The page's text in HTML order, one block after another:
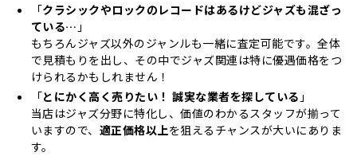
「クラシックやロックのレコードはあるけどジャズも混ざっ
ている… 」
もちろんジャズ以外のジャンルも一緒に査定可能です。全体
で見積もりを出し、その中でジャズ関連は特に優遇価格をつ
けられるかもしれません！
「とにかく高く売りたい！ 誠実な業者を探している 」
当店はジャズ分野に特化し、価値のわかるスタッフが揃って
いますので、 適正価格以上を狙えるチャンスが大いにありま
す。